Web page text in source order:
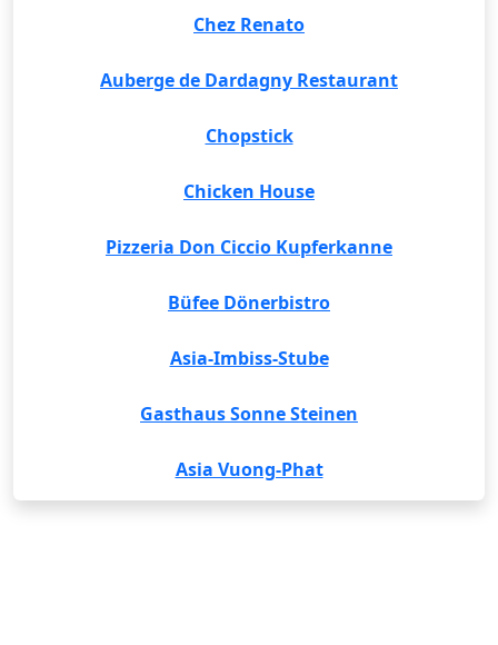
Chez Renato
Auberge de Dardagny Restaurant
Chopstick
Chicken House
Pizzeria Don Ciccio Kupferkanne
Büfee Dönerbistro
Asia-Imbiss-Stube
Gasthaus Sonne Steinen
Asia Vuong-Phat